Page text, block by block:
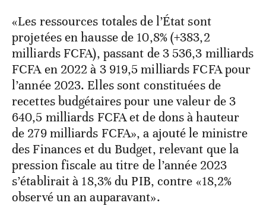
«Les ressources totales de l’État sont
projetées en hausse de 10,8% (+383,2
milliards FCFA), passant de 3 536,3 milliards
FCFA en 2022 à 3 919,5 milliards FCFA pour
l’année 2023. Elles sont constituées de
recettes budgétaires pour une valeur de 3
640,5 milliards FCFA et de dons à hauteur
de 279 milliards FCFA», a ajouté le ministre
des Finances et du Budget, relevant que la
pression fiscale au titre de l’année 2023
s’établirait à 18,3% du PIB, contre «18,2%
observé un an auparavant».